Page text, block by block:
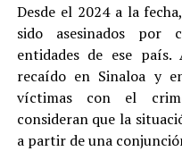
Desde el 2024 a la
sido asesinados por
entidades de ese
recaído en Sinaloa y
víctimas con el
consideran que la
a partir de una